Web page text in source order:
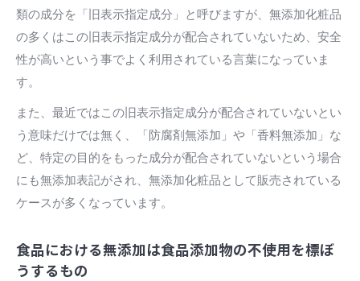
類の成分を「旧表示指定成分」と呼びますが、無添加化粧品
の多くはこの旧表示指定成分が配合されていないため、安全
性が高いという事でよく利用されている言葉になっていま
す。
また、最近ではこの旧表示指定成分が配合されていないとい
う意味だけでは無く、「防腐剤無添加」や「香料無添加」な
ど、特定の目的をもった成分が配合されていないという場合
にも無添加表記がされ、無添加化粧品として販売されている
ケースが多くなっています。
食品における無添加は食品添加物の不使用を標ぼ
うするもの